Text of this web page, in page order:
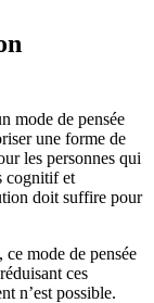
mode de pensée
une forme de
les personnes qui
cognitif et
doit suffire pour
mode de pensée
ces
n’est possible.